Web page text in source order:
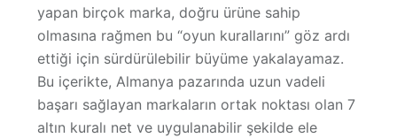
yapan birçok marka, doğru ürüne sahip
olmasına rağmen bu “oyun kurallarını” göz ardı
ettiği için sürdürülebilir büyüme yakalayamaz.
Bu içerikte, Almanya pazarında uzun vadeli
başarı sağlayan markaların ortak noktası olan 7
altın kuralı net ve uygulanabilir şekilde ele